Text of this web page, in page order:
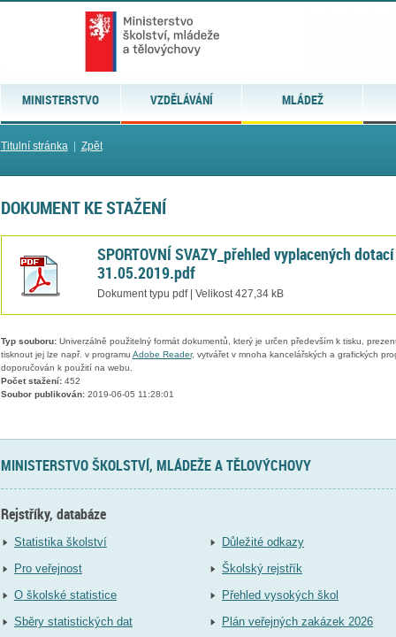
MINISTERSTVO VZDĚLÁVÁNÍ MLÁDEŽ
Titulní stránka| Zpět
DOKUMENT KE STAŽENÍ
SPORTOVNÍ SVAZY_přehled vyplacených
31.05.2019.pdf
Dokument typu pdf | Velikost 427,34 kB
Typ souboru:Univerzálně použitelný formát dokumentů, který je určen především k tisku,
tisknout jej lze např. v programu Adobe Reader, vytvářet v mnoha kancelářských a grafických
doporučován k použití na webu.
Počet stažení:452
Soubor publikován:2019-06-05 11:28:01
MINISTERSTVO ŠKOLSTVÍ, MLÁDEŽE A TĚLOVÝCHOVY
Rejstříky, databáze
Statistika školství
Pro veřejnost
O školské statistice
Sběry statistických dat
Důležité odkazy
Školský rejstřík
Přehled vysokých škol
Plán veřejných zakázek 2026